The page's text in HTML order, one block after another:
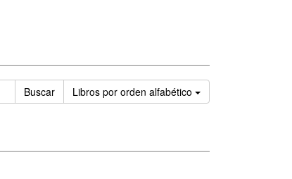
Buscar Libros por orden alfabético Ordenar